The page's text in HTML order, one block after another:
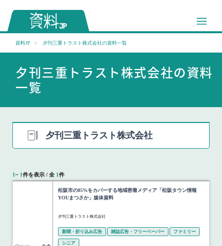
資料JP 夕刊三重トラスト株式会社の資料一覧
夕刊三重トラスト株式会社の資料
一覧
夕刊三重トラスト株式会社
1~ 1件を表示 / 全 1件
松阪市の85%をカバーする地域密着メディア「松阪タウン情報
YOUまつさか」媒体資料
夕刊三重トラスト株式会社
新聞・折り込み広告 雑誌広告・フリーペーパー ファミリー
シニア